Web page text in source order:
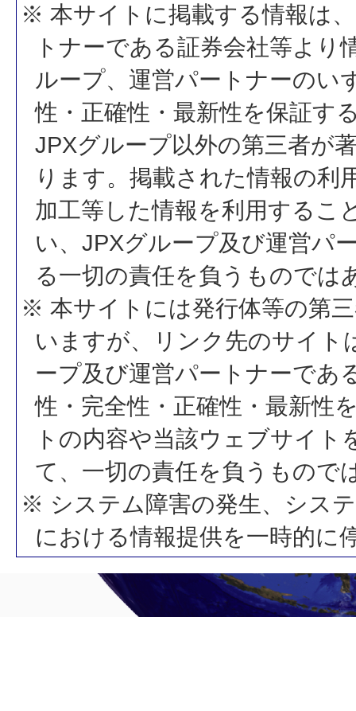
※ 本サイトに掲載する情報は
トナーである証券会社等よ
ループ、運営パートナーのい
性・正確性・最新性を保証す
JPXグループ以外の第三者が
ります。掲載された情報の利
加工等した情報を利用するこ
い、JPXグループ及び運営パ
る一切の責任を負うものでは
※ 本サイトには発行体等の第
いますが、リンク先のサイト
ープ及び運営パートナーであ
性・完全性・正確性・最新性
トの内容や当該ウェブサイ
て、一切の責任を負うもので
※ システム障害の発生、シス
における情報提供を一時的に